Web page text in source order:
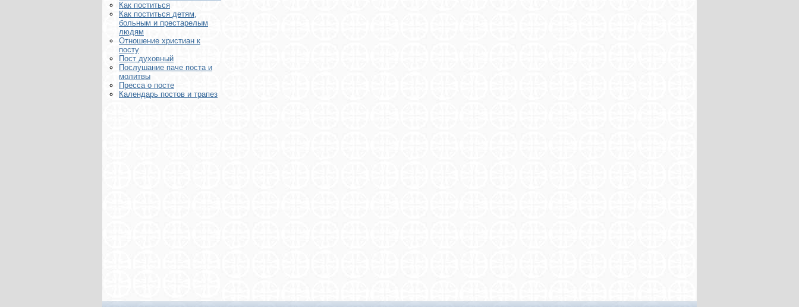
Как поститься
Как поститься детям,
больным и престарелым
людям
Отношение христиан к
посту
Пост духовный
Послушание паче поста и
молитвы
Пресса о посте
Календарь постов и трапез